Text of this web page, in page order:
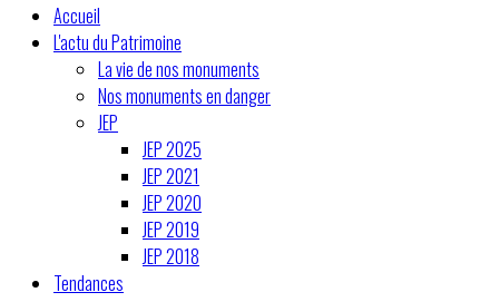
Accueil
L'actu du Patrimoine
La vie de nos monuments
Nos monuments en danger
JEP
JEP 2025
JEP 2021
JEP 2020
JEP 2019
JEP 2018
Tendances